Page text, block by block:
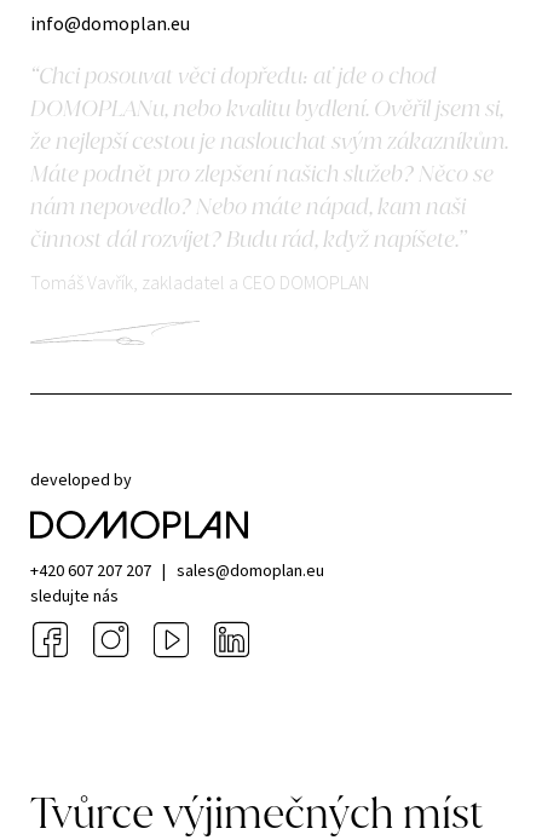
info@domoplan.eu
“Chci posouvat věci dopředu: ať jde o chod
DOMOPLANu, nebo kvalitu bydlení. Ověřil jsem si,
že nejlepší cestou je naslouchat svým zákazníkům.
Máte podnět pro zlepšení našich služeb? Něco se
nám nepovedlo? Nebo máte nápad, kam naši
činnost dál rozvíjet? Budu rád, když napíšete.”
Tomáš Vavřík, zakladatel a CEO DOMOPLAN
developed by
+420 607 207 207 | sales@domoplan.eu
sledujte nás
Tvůrcevýjimečných míst